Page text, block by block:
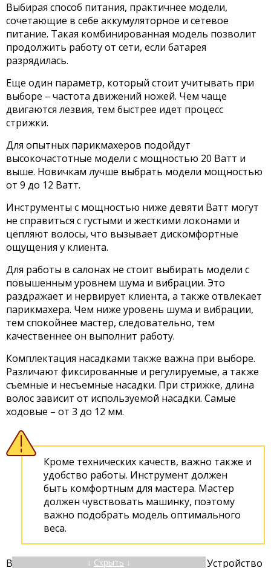
Выбирая способ питания, практичнее модели,
сочетающие в себе аккумуляторное и сетевое
питание. Такая комбинированная модель позволит
продолжить работу от сети, если батарея
разрядилась.
Еще один параметр, который стоит учитывать при
выборе – частота движений ножей. Чем чаще
двигаются лезвия, тем быстрее идет процесс
стрижки.
Для опытных парикмахеров подойдут
высокочастотные модели с мощностью 20 Ватт и
выше. Новичкам лучше выбрать модели мощностью
от 9 до 12 Ватт.
Инструменты с мощностью ниже девяти Ватт могут
не справиться с густыми и жесткими локонами и
цепляют волосы, что вызывает дискомфортные
ощущения у клиента.
Для работы в салонах не стоит выбирать модели с
повышенным уровнем шума и вибрации. Это
раздражает и нервирует клиента, а также отвлекает
парикмахера. Чем ниже уровень шума и вибрации,
тем спокойнее мастер, следовательно, тем
качественнее он выполнит работу.
Комплектация насадками также важна при выборе.
Различают фиксированные и регулируемые, а также
съемные и несъемные насадки. При стрижке, длина
волос зависит от используемой насадки. Самые
ходовые – от 3 до 12 мм.
Кроме технических качеств, важно также и
удобство работы. Инструмент должен
быть комфортным для мастера. Мастер
должен чувствовать машинку, поэтому
важно подобрать модель оптимального
веса.
Важным моментом является скольжение. Устройство
↓ Скрыть ↓